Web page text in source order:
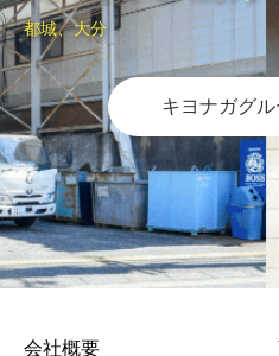
都城、大分
キヨナガグ
会社概要